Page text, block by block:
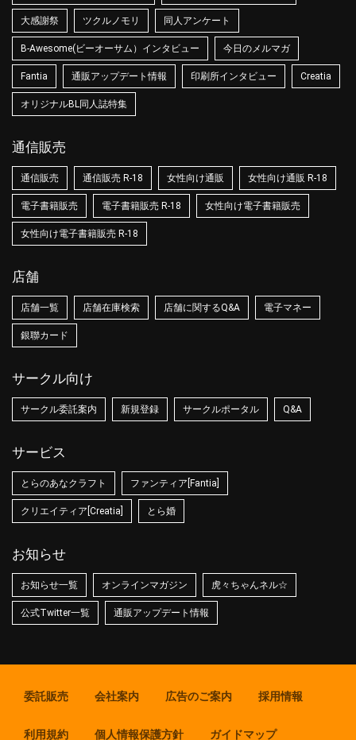
大感謝祭 ツクルノモリ 同人アンケート
B-Awesome(ビーオーサム）インタビュー 今日のメルマガ
Fantia 通販アップデート情報 印刷所インタビュー Creatia
オリジナルBL同人誌特集
通信販売
通信販売 通信販売 R-18 女性向け通販 女性向け通販 R-18
電子書籍販売 電子書籍販売 R-18 女性向け電子書籍販売
女性向け電子書籍販売 R-18
店舗
店舗一覧 店舗在庫検索 店舗に関するQ&A 電子マネー
銀聯カード
サークル向け
サークル委託案内 新規登録 サークルポータル Q&A
サービス
とらのあなクラフト ファンティア[Fantia]
クリエイティア[Creatia] とら婚
お知らせ
お知らせ一覧 オンラインマガジン 虎々ちゃんネル☆
公式Twitter一覧 通販アップデート情報
委託販売 会社案内 広告のご案内 採用情報
利用規約 個人情報保護方針 ガイドマップ